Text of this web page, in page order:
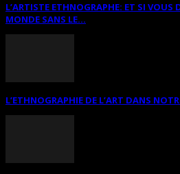
L’ARTISTE ETHNOGRAPHE: ET SI VOUS
MONDE SANS LE...
L’ETHNOGRAPHIE DE L’ART DANS